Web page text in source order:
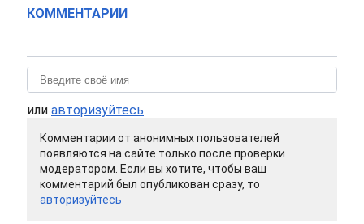
КОММЕНТАРИИ
или авторизуйтесь
Комментарии от анонимных пользователей
появляются на сайте только после проверки
модератором. Если вы хотите, чтобы ваш
комментарий был опубликован сразу, то
авторизуйтесь